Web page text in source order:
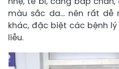
màu sắc da… nên rất dễ
khác, đặc biệt các bệnh
liễu.